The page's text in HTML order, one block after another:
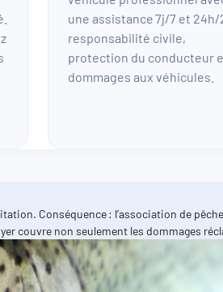
une assistance 7j/7 et 24h/
responsabilité civile,
protection du conducteur
dommages aux véhicules.
Conséquence : l’association de
couvre non seulement les dommages